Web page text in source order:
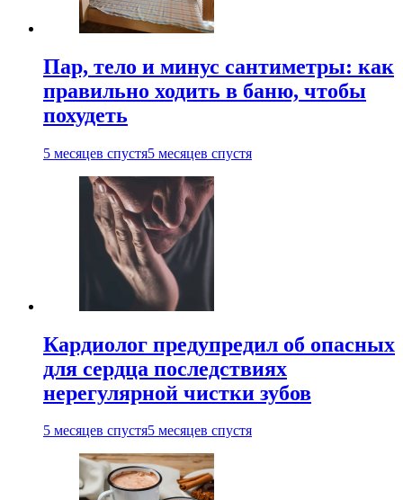
Пар, тело и минус сантиметры: как
правильно ходить в баню, чтобы
похудеть
5 месяцев спустя5 месяцев спустя
Кардиолог предупредил об опасных
для сердца последствиях
нерегулярной чистки зубов
5 месяцев спустя5 месяцев спустя